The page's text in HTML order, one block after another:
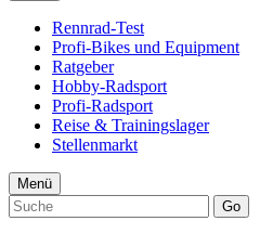
Rennrad-Test
Profi-Bikes und Equipment
Ratgeber
Hobby-Radsport
Profi-Radsport
Reise & Trainingslager
Stellenmarkt
Menü
Go